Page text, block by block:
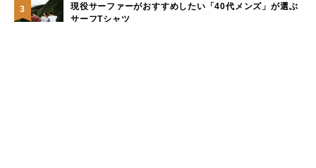
3
現役サーファーがおすすめしたい「40代メンズ」が選ぶ
サーフTシャツ